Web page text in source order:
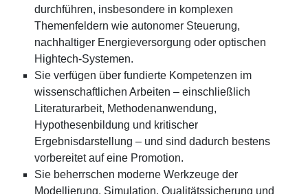
durchführen, insbesondere in komplexen
Themenfeldern wie autonomer Steuerung,
nachhaltiger Energieversorgung oder optischen
Hightech-Systemen.
Sie verfügen über fundierte Kompetenzen im
wissenschaftlichen Arbeiten – einschließlich
Literaturarbeit, Methodenanwendung,
Hypothesenbildung und kritischer
Ergebnisdarstellung – und sind dadurch bestens
vorbereitet auf eine Promotion.
Sie beherrschen moderne Werkzeuge der
Modellierung, Simulation, Qualitätssicherung und